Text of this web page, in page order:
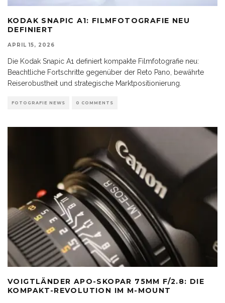
KODAK SNAPIC A1: FILMFOTOGRAFIE NEU
DEFINIERT
APRIL 15, 2026
Die Kodak Snapic A1 definiert kompakte Filmfotografie neu:
Beachtliche Fortschritte gegenüber der Reto Pano, bewährte
Reiserobustheit und strategische Marktpositionierung.
FOTOGRAFIE NEWS 0 COMMENTS
VOIGTLÄNDER APO-SKOPAR 75MM F/2.8: DIE
KOMPAKT-REVOLUTION IM M-MOUNT